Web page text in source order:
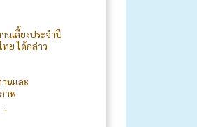
นเลี้ยงประจำปี
ย ได้กล่าว
นและ
าพ
ยมจากคณะ